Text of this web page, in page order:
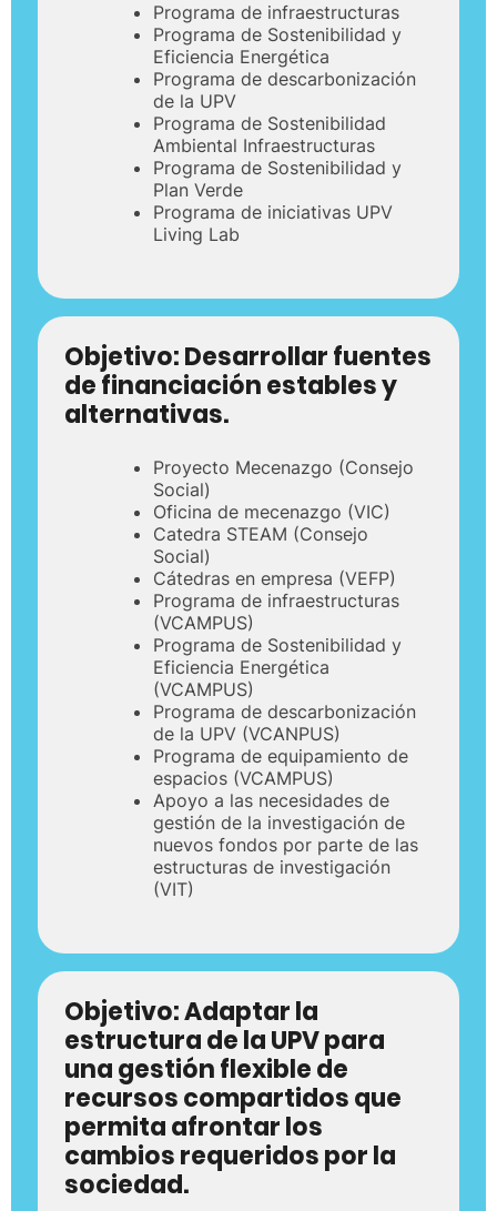
Programa de infraestructuras
Programa de Sostenibilidad y
Eficiencia Energética
Programa de descarbonización
de la UPV
Programa de Sostenibilidad
Ambiental Infraestructuras
Programa de Sostenibilidad y
Plan Verde
Programa de iniciativas UPV
Living Lab
Objetivo:Desarrollar fuentes
de financiación estables y
alternativas.
Proyecto Mecenazgo (Consejo
Social)
Oficina de mecenazgo (VIC)
Catedra STEAM (Consejo
Social)
Cátedras en empresa (VEFP)
Programa de infraestructuras
(VCAMPUS)
Programa de Sostenibilidad y
Eficiencia Energética
(VCAMPUS)
Programa de descarbonización
de la UPV (VCANPUS)
Programa de equipamiento de
espacios (VCAMPUS)
Apoyo a las necesidades de
gestión de la investigación de
nuevos fondos por parte de las
estructuras de investigación
(VIT)
Objetivo:Adaptar la
estructura de la UPV para
una gestión flexible de
recursos compartidos que
permita afrontar los
cambios requeridos por la
sociedad.